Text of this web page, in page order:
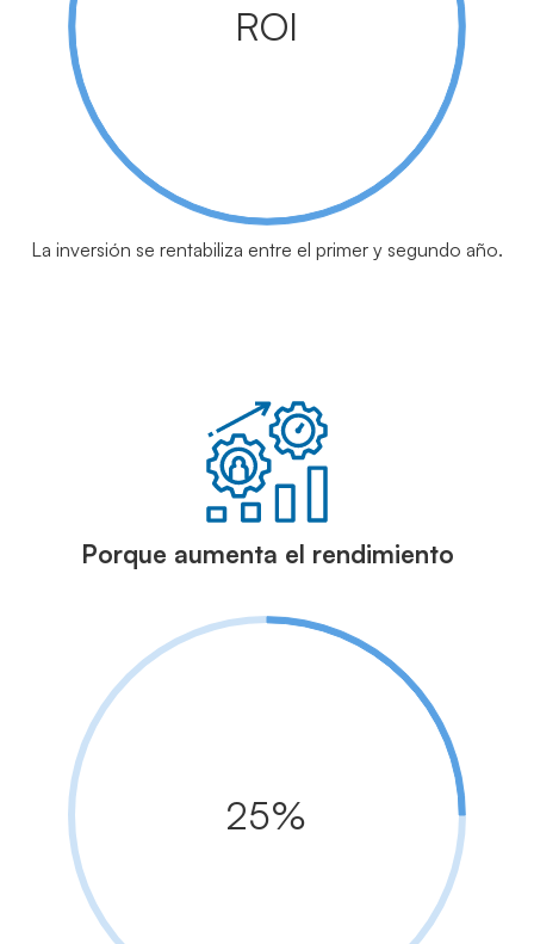
ROI
La inversión se rentabiliza entre el primer y segundo año.
Porque aumenta el rendimiento
25%